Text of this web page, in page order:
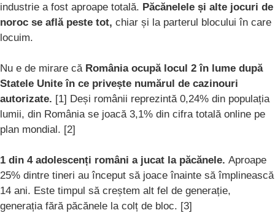
industrie a fost aproape totală. Păcănelele și alte jocuri de
noroc se află peste tot, chiar și la parterul blocului în care
locuim.
Nu e de mirare că România ocupă locul 2 în lume după
Statele Unite în ce privește numărul de cazinouri
autorizate. [1] Deși românii reprezintă 0,24% din populația
lumii, din România se joacă 3,1% din cifra totală online pe
plan mondial. [2]
1 din 4 adolescenți români a jucat la păcănele. Aproape
25% dintre tineri au început să joace înainte să împlinească
14 ani. Este timpul să creștem alt fel de generație,
generația fără păcănele la colț de bloc. [3]